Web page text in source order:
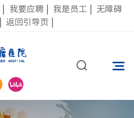
我要应聘 我是员工
无障碍
返回引导页